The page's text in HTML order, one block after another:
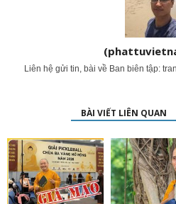
Liên hệ gửi tin, bài về Ban biên tập:
BÀI VIẾT LIÊN QUAN